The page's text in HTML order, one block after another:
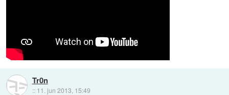
Tr0n
:: 11. jun 2013, 15:49